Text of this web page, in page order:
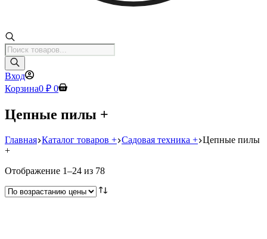
Поиск
товаров
Вход
Корзина0 ₽ 0
Цепные пилы +
Главная Каталог товаров + Садовая техника + Цепные пилы
+
Отображение 1–24 из 78Цены:
возрастанию